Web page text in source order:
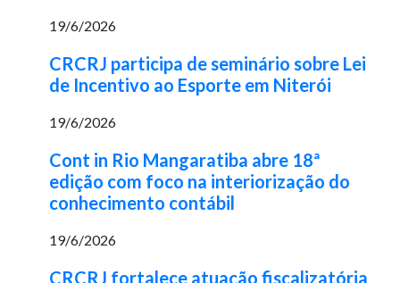
19/6/2026
CRCRJ participa de seminário sobre Lei
de Incentivo ao Esporte em Niterói
19/6/2026
Cont in Rio Mangaratiba abre 18ª
edição com foco na interiorização do
conhecimento contábil
19/6/2026
CRCRJ fortalece atuação fiscalizatória